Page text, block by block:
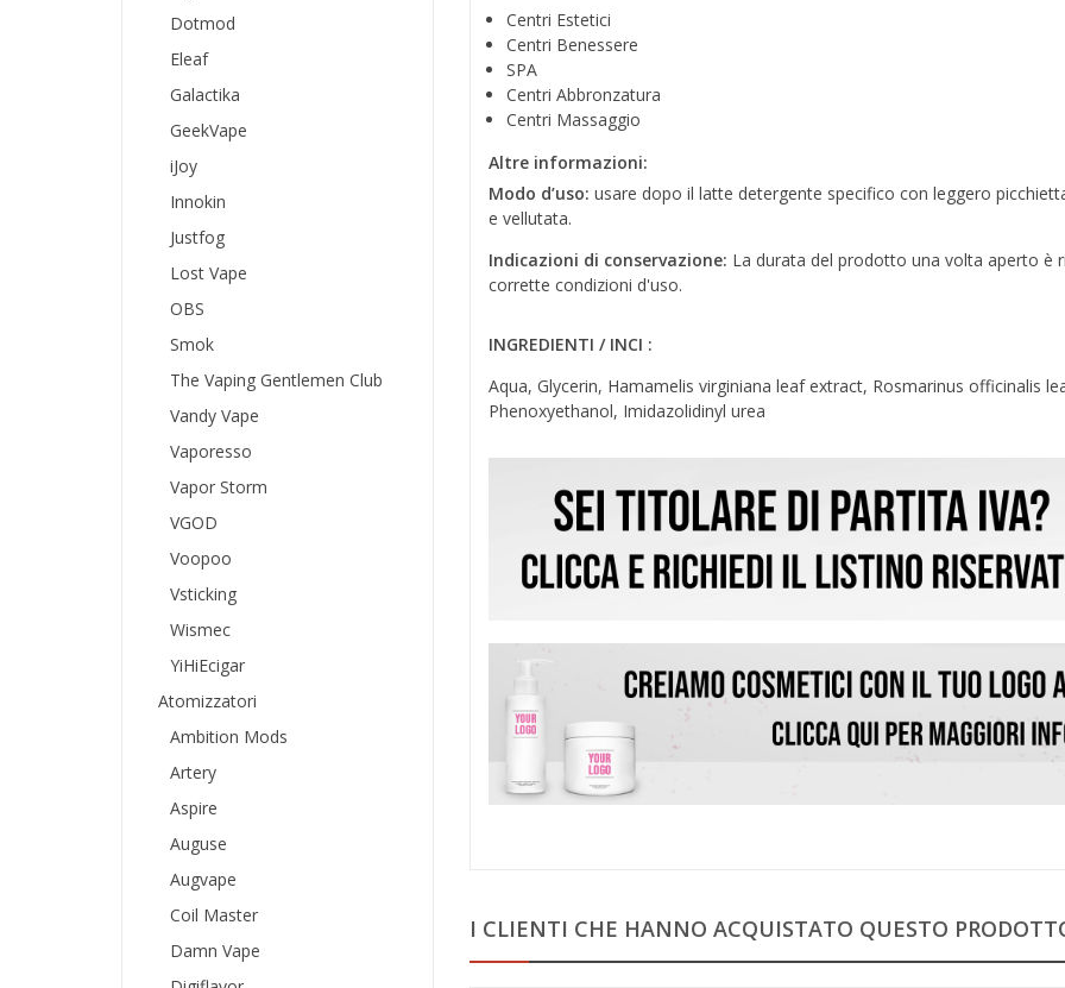
Dotmod
Eleaf
Galactika
GeekVape
iJoy
Innokin
Justfog
Lost Vape
OBS
Smok
The Vaping Gentlemen Club
Vandy Vape
Vaporesso
Vapor Storm
VGOD
Voopoo
Vsticking
Wismec
YiHiEcigar
Atomizzatori
Ambition Mods
Artery
Aspire
Auguse
Augvape
Coil Master
Damn Vape
Centri Estetici
Centri Benessere
SPA
Centri Abbronzatura
Centri Massaggio
Altre informazioni:
Modo d’uso: usare dopo il latte detergente specifico con leggero
e vellutata.
Indicazioni di conservazione: La durata del prodotto una volta aperto è
corrette condizioni d'uso.
INGREDIENTI / INCI :
Aqua, Glycerin, Hamamelis virginiana leaf extract, Rosmarinus officinalis
Phenoxyethanol, Imidazolidinyl urea
I CLIENTI CHE HANNO ACQUISTATO QUESTO